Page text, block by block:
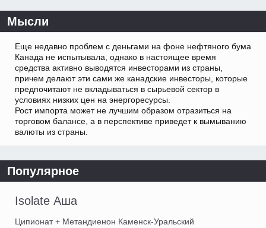
Мысли
Еще недавно проблем с деньгами на фоне нефтяного бума
Канада не испытывала, однако в настоящее время
средства активно выводятся инвесторами из страны,
причем делают эти сами же канадские инвесторы, которые
предпочитают не вкладываться в сырьевой сектор в
условиях низких цен на энергоресурсы.
Рост импорта может не лучшим образом отразиться на
торговом балансе, а в перспективе приведет к вымыванию
валюты из страны.
Популярное
Isolate Аша
Ципионат + Метандиенон Каменск-Уральский